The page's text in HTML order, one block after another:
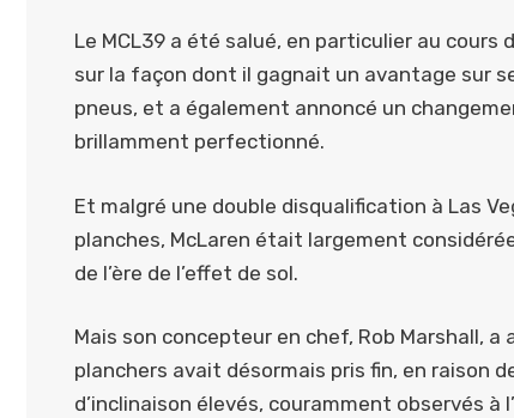
Le MCL39 a été salué, en particulier au
sur la façon dont il gagnait un avantage sur
pneus, et a également annoncé un
brillamment perfectionné.
Et malgré une double disqualification à Las
planches, McLaren était largement
de l’ère de l’effet de sol.
Mais son concepteur en chef, Rob Marshall,
planchers avait désormais pris fin, en raison
d’inclinaison élevés, couramment observés à